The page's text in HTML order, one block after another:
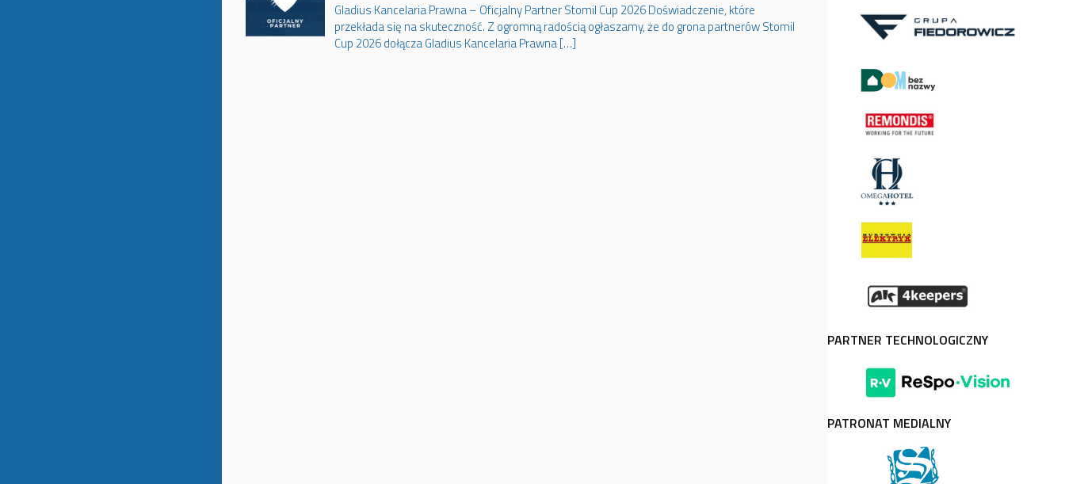
Gladius Kancelaria Prawna – Oficjalny Partner Stomil Cup 2026 Doświadczenie, które
przekłada się na skuteczność. Z ogromną radością ogłaszamy, że do grona partnerów Stomil
Cup 2026 dołącza Gladius Kancelaria Prawna […]
PARTNER TECHNOLOGICZNY
PATRONAT MEDIALNY